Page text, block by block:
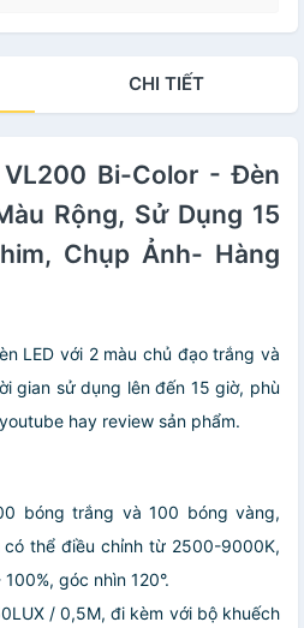
CHI TIẾT
Bi-Color - Đèn
Rộng, Sử Dụng 15
Chụp Ảnh- Hàng
LED với 2 màu chủ đạo trắng và
gian sử dụng lên đến 15 giờ, phù
hay review sản phẩm.
bóng trắng và 100 bóng vàng,
thể điều chỉnh từ 2500-9000K,
góc nhìn 120°.
/ 0,5M, đi kèm với bộ khuếch